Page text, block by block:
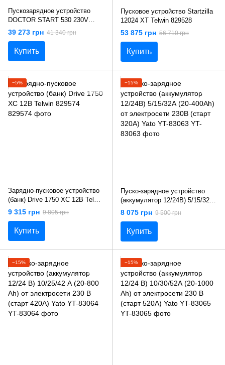
Пускозарядное устройство
DOCTOR START 530 230V
12V/24V Telwin 829343
39 273 грн 41 340 грн
Купить
Пусковое устройство Startzilla
12024 XT Telwin 829528
53 875 грн 56 710 грн
Купить
−5%
Зарядно-пусковое устройство
(банк) Drive 1750 XC 12В Telwin
829574
9 315 грн 9 805 грн
Купить
−15%
Пуско-зарядное устройство
(аккумулятор 12/24В) 5/15/32А
(20-400Аh) от электросети
230В (старт 320А) Yato YT-
83063
8 075 грн 9 500 грн
Купить
−15% −15%